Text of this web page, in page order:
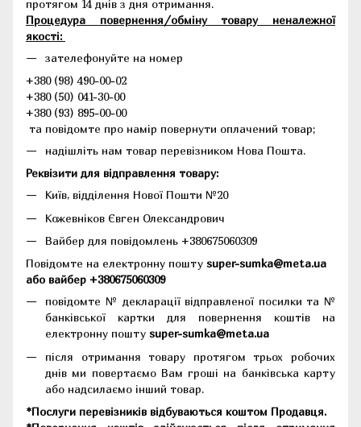
протягом 14 днів з дня отримання.
Процедура повернення/обміну товару неналежної
якості:
зателефонуйте на номер
+380 (98) 490-00-02
+380 (50) 041-30-00
+380 (93) 895-00-00
та повідомте про намір повернути оплачений товар;
надішліть нам товар перевізником Нова Пошта.
Реквізити для відправлення товару:
Київ, відділення Нової Пошти №20
Кожевніков Євген Олександрович
Вайбер для повідомлень +380675060309
Повідомте на електронну пошту super-sumka@meta.ua
або вайбер +380675060309
повідомте № декларації відправленої посилки та №
банківської картки для повернення коштів на
електронну пошту super-sumka@meta.ua
після отримання товару протягом трьох робочих
днів ми повертаємо Вам гроші на банківська карту
або надсилаємо інший товар.
*Послуги перевізників відбуваються коштом Продавця.